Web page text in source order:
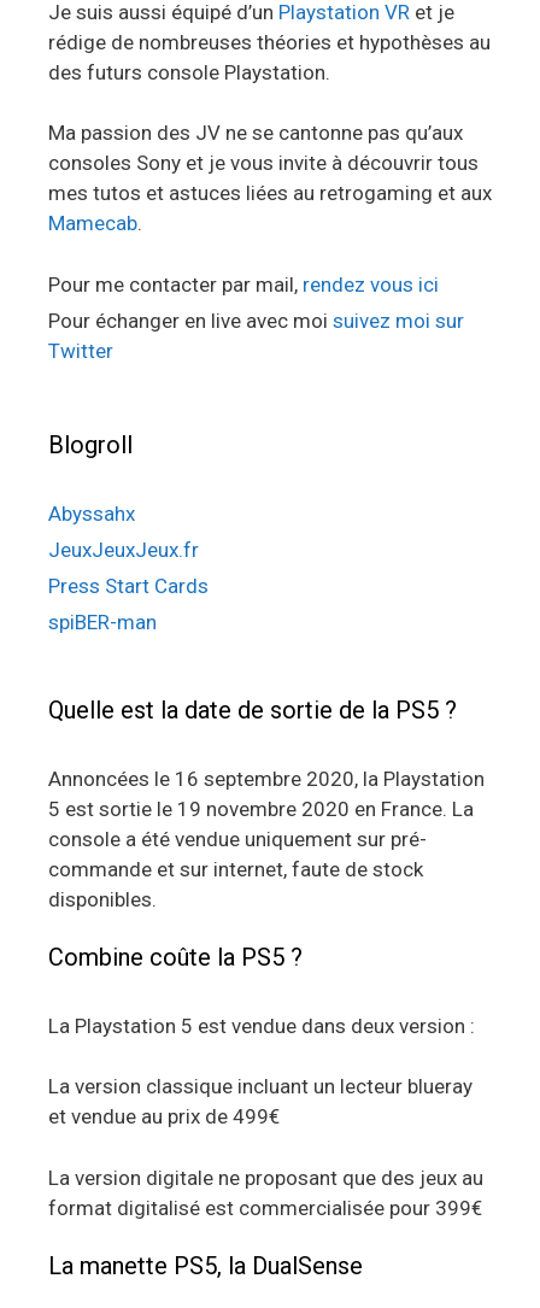
Je suis aussi équipé d’un Playstation VR et je
rédige de nombreuses théories et hypothèses au
des futurs console Playstation.
Ma passion des JV ne se cantonne pas qu’aux
consoles Sony et je vous invite à découvrir tous
mes tutos et astuces liées au retrogaming et aux
Mamecab.
Pour me contacter par mail, rendez vous ici
Pour échanger en live avec moi suivez moi sur
Twitter
Blogroll
Abyssahx
JeuxJeuxJeux.fr
Press Start Cards
spiBER-man
Quelle est la date de sortie de la PS5 ?
Annoncées le 16 septembre 2020, la Playstation
5 est sortie le 19 novembre 2020 en France. La
console a été vendue uniquement sur pré-
commande et sur internet, faute de stock
disponibles.
Combine coûte la PS5 ?
La Playstation 5 est vendue dans deux version :
La version classique incluant un lecteur blueray
et vendue au prix de 499€
La version digitale ne proposant que des jeux au
format digitalisé est commercialisée pour 399€
La manette PS5, la DualSense